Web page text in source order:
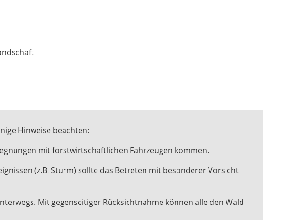
Hinweise beachten:
mit forstwirtschaftlichen Fahrzeugen kommen.
(z.B. Sturm) sollte das Betreten mit besonderer Vorsicht
Mit gegenseitiger Rücksichtnahme können alle den Wald